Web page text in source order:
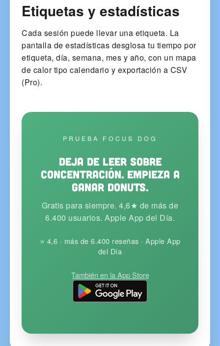
Etiquetas y estadísticas
Cada sesión puede llevar una etiqueta. La
pantalla de estadísticas desglosa tu tiempo por
etiqueta, día, semana, mes y año, con un mapa
de calor tipo calendario y exportación a CSV
(Pro).
PRUEBA FOCUS DOG
Deja de leer sobre
concentración. Empieza a
ganar donuts.
Gratis para siempre. 4,6★ de más de
6.400 usuarios. Apple App del Día.
⭐ 4,6 · más de 6.400 reseñas · Apple App
del Día
También en la App Store